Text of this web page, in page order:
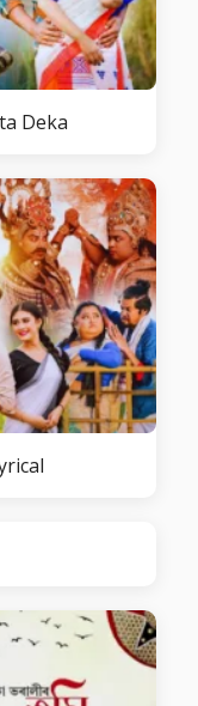
Deka